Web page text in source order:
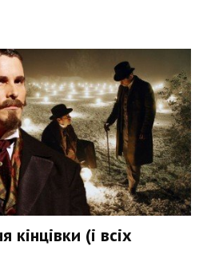
кінцівки (і всіх